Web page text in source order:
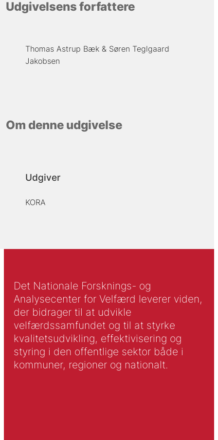
Udgivelsens forfattere
Thomas Astrup Bæk
Søren Teglgaard
Jakobsen
Om denne udgivelse
Udgiver
KORA
Det Nationale Forsknings- og
Analysecenter for Velfærd leverer viden,
der bidrager til at udvikle
velfærdssamfundet og til at styrke
kvalitetsudvikling, effektivisering og
styring i den offentlige sektor både i
kommuner, regioner og nationalt.